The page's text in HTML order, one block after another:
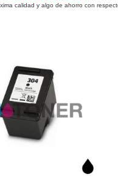
calidad y algo de ahorro con